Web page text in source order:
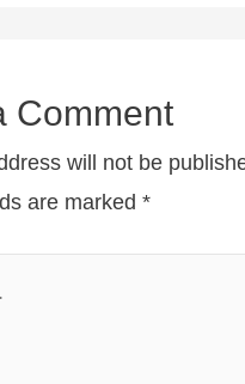
Comment
will not be
are marked *